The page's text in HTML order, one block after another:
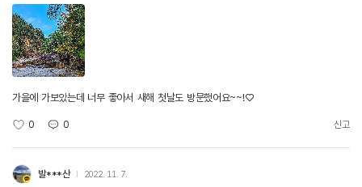
가을에 가보았는데 너무 좋아서 새해 첫날도 방문했어요~~!♡
0 0 신고
발***산 2022. 11. 7.